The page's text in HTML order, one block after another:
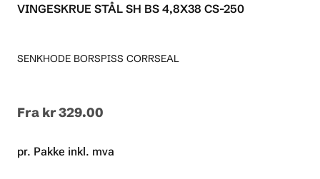
VINGESKRUE STÅL SH BS 4,8X38 CS-250
SENKHODE BORSPISS CORRSEAL
Fra kr 329.00
pr. Pakke inkl. mva